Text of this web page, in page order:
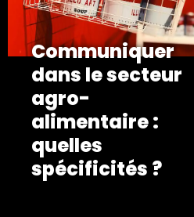
Communiquer
dans le secteur
agro-
alimentaire :
quelles
spécificités ?